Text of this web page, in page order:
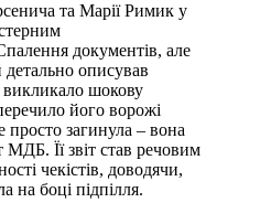
та Марії Римик у
документів, але
описував
викликало шокову
його ворожі
просто загинула – вона
МДБ. Її звіт став речовим
чекістів, доводячи,
на боці підпілля.